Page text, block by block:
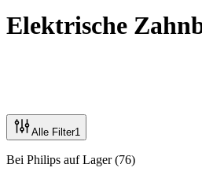
Elektrische
Alle Filter1
Bei Philips auf Lager (76)